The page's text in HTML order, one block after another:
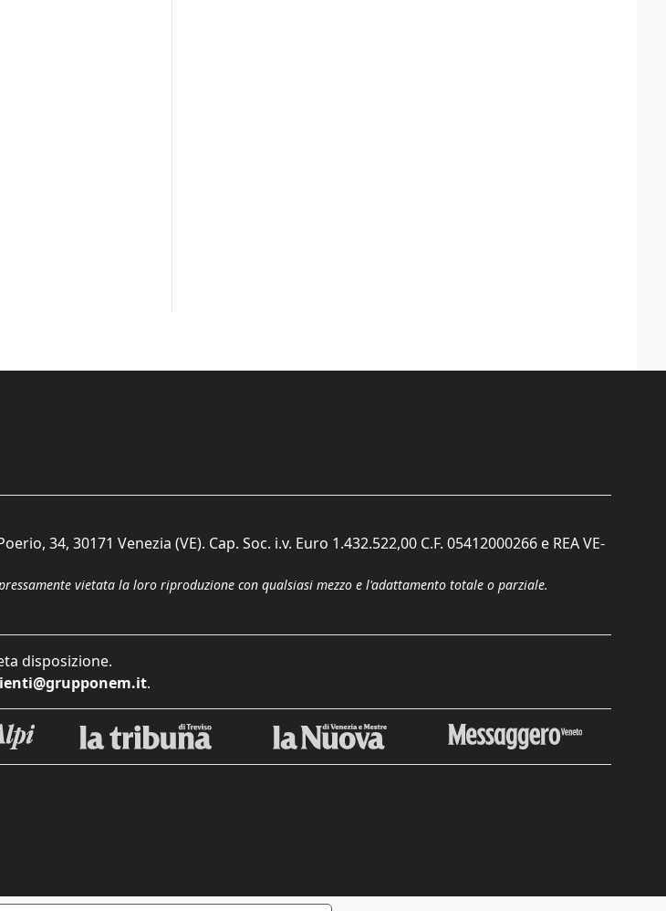
34, 30171 Venezia (VE). Cap. Soc. i.v. Euro 1.432.522,00 C.F. 05412000266 e REA VE-
vietata la loro riproduzione con qualsiasi mezzo e l'adattamento totale o parziale.
disposizione.
.